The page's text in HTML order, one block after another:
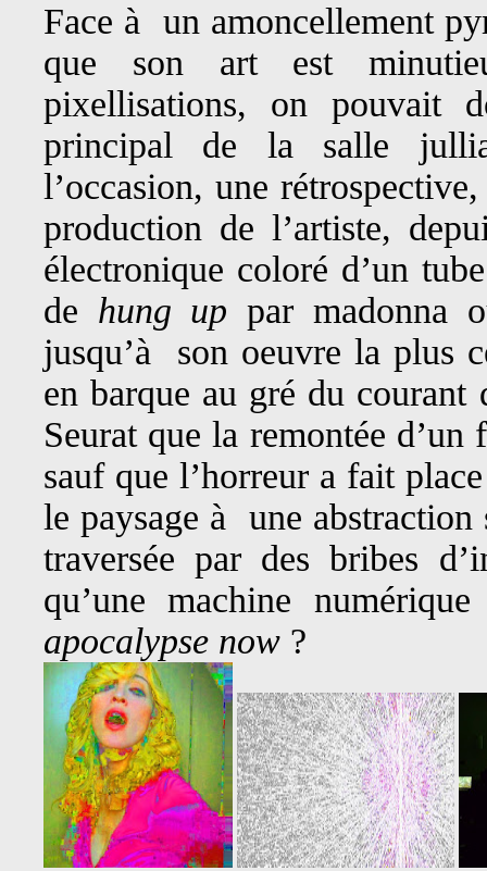
Face à un amoncellement
que son art est
pixellisations, on pouvait
principal de la salle
l’occasion, une
production de l’artiste,
électronique coloré d’un
de hung up par madonna
jusqu’à son oeuvre la plus
en barque au gré du
Seurat que la remontée
sauf que l’horreur a fait
le paysage à une abstraction
traversée par des bribes
qu’une machine
apocalypse now ?